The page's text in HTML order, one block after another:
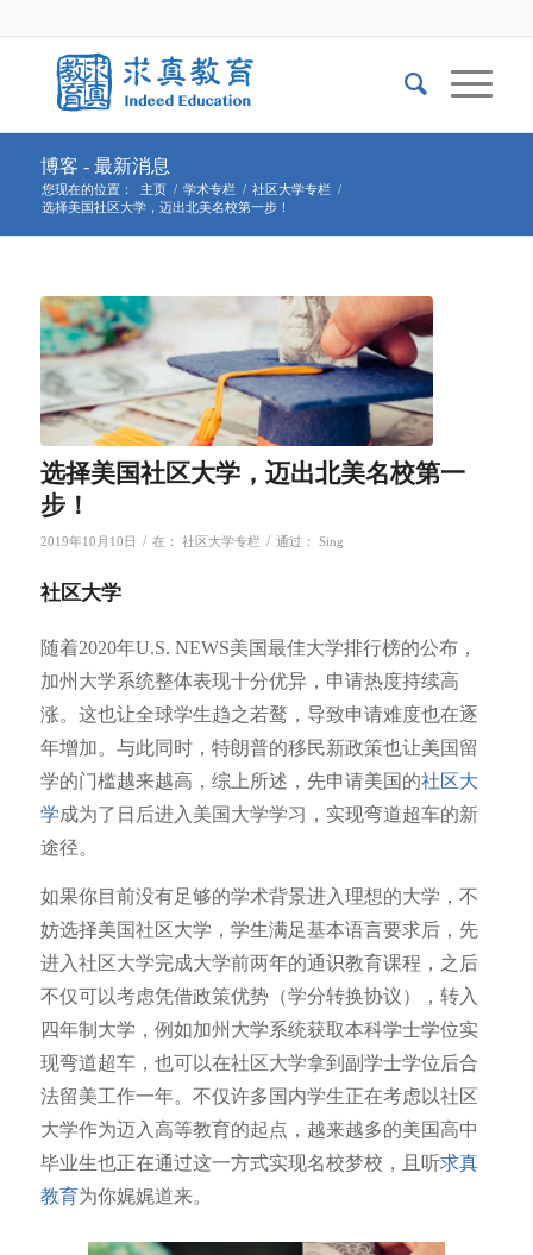
博客 - 最新消息
您现在的位置： 主页 / 学术专栏 / 社区大学专栏 /
选择美国社区大学，迈出北美名校第一步！
选择美国社区大学，迈出北美名校第一
步！
2019年10月10日 / 在： 社区大学专栏 / 通过： Sing
社区大学
随着2020年U.S. NEWS美国最佳大学排行榜的公布，
加州大学系统整体表现十分优异，申请热度持续高
涨。这也让全球学生趋之若鹜，导致申请难度也在逐
年增加。与此同时，特朗普的移民新政策也让美国留
学的门槛越来越高，综上所述，先申请美国的社区大
学成为了日后进入美国大学学习，实现弯道超车的新
途径。
如果你目前没有足够的学术背景进入理想的大学，不
妨选择美国社区大学，学生满足基本语言要求后，先
进入社区大学完成大学前两年的通识教育课程，之后
不仅可以考虑凭借政策优势（学分转换协议），转入
四年制大学，例如加州大学系统获取本科学士学位实
现弯道超车，也可以在社区大学拿到副学士学位后合
法留美工作一年。不仅许多国内学生正在考虑以社区
大学作为迈入高等教育的起点，越来越多的美国高中
毕业生也正在通过这一方式实现名校梦校，且听求真
教育为你娓娓道来。